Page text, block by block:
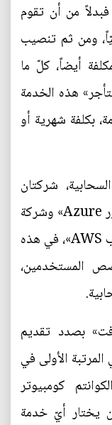
من أن تقوم
ومن ثم تنصيب
أيضاً، كلّ ما
هذه الخدمة
بكلفة شهرية أو
شركتان
أساسيتان: «مايكروسوفت» بخدمة «أزور Azure» وشركة
«أمازون» بخدمة «أمازون لخدمات الويب AWS»، في هذه
المستخدمين،
بصدد تقديم
الأولى في
كومبيوتر
يختار أيّ خدمة